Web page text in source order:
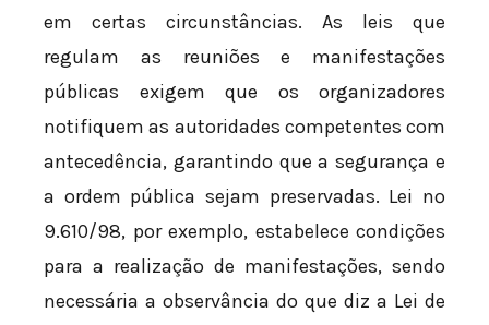
em certas circunstâncias. As leis que
regulam as reuniões e manifestações
públicas exigem que os organizadores
notifiquem as autoridades competentes com
antecedência, garantindo que a segurança e
a ordem pública sejam preservadas. Lei nº
9.610/98, por exemplo, estabelece condições
para a realização de manifestações, sendo
necessária a observância do que diz a Lei de